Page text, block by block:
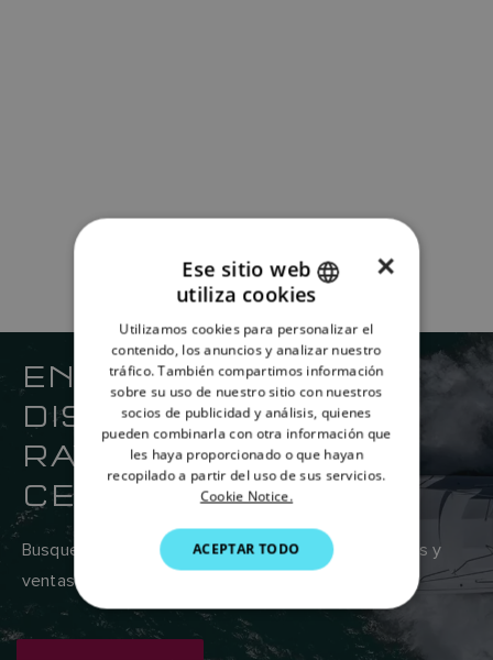
ENCUENTRE SU
DISTRIBUIDOR DE
RAYMARINE MÁS
CERCANO
Busque en la red global de proveedores de servicios y
ventas de Raymarine aquí.
ENGLISH
FRENCH
DANISH
ITALIAN
SWEDISH
DUTCH
SPANISH
FINNISH
×
Ese sitio web
utiliza cookies
Utilizamos cookies para personalizar el
contenido, los anuncios y analizar nuestro
tráfico. También compartimos información
sobre su uso de nuestro sitio con nuestros
socios de publicidad y análisis, quienes
pueden combinarla con otra información que
les haya proporcionado o que hayan
recopilado a partir del uso de sus servicios.
Cookie Notice.
ACEPTAR TODO